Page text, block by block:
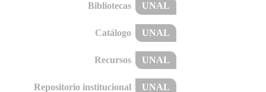
Bibliotecas UNAL
Catálogo UNAL
Recursos UNAL
Repositorio institucional UNAL